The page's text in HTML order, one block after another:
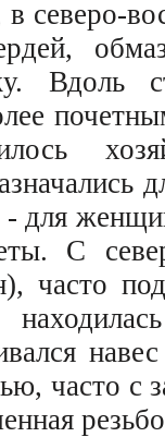
в северо-
Вдоль
- для
С
часто
часто с